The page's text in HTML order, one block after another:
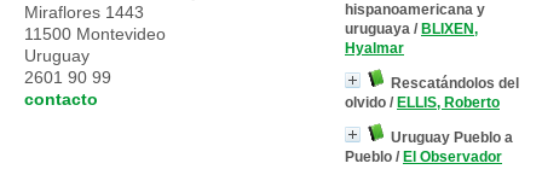
hispanoamericana y
uruguaya / BLIXEN,
Hyalmar
Rescatándolos del
olvido / ELLIS, Roberto
Uruguay Pueblo a
Pueblo / El Observador
Miraflores 1443
11500 Montevideo
Uruguay
2601 90 99
contacto